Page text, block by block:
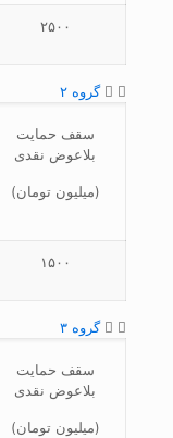
۲۵۰۰
گروه ۲
سقف حمایت
بلاعوض نقدی
(میلیون تومان)
۱۵۰۰
گروه ۳
سقف حمایت
بلاعوض نقدی
(میلیون تومان)